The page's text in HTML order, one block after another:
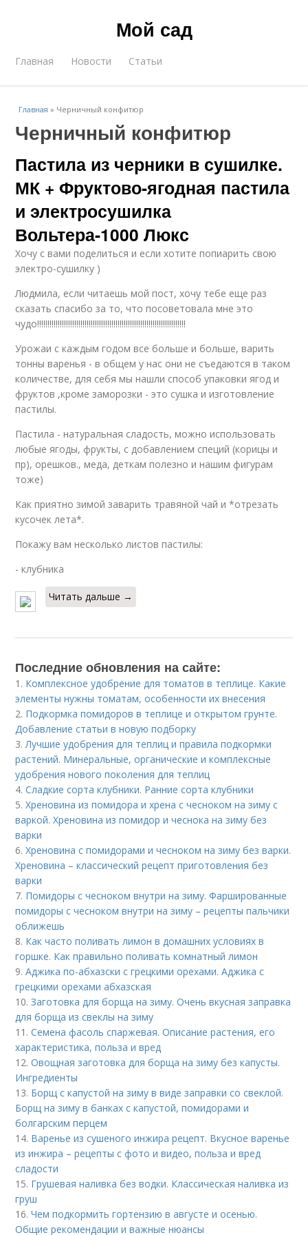
Мой сад
Главная Новости Статьи
Главная » Черничный конфитюр
Черничный конфитюр
Пастила из черники в сушилке.
МК + Фруктово-ягодная пастила
и электросушилка
Вольтера-1000 Люкс
Хочу с вами поделиться и если хотите попиарить свою
электро-сушилку )
Людмила, если читаешь мой пост, хочу тебе еще раз
сказать спасибо за то, что посоветовала мне это
чудо!!!!!!!!!!!!!!!!!!!!!!!!!!!!!!!!!!!!!!!!!!!!!!!!!!!!!!!!!!!!!!!!!!!!!!!!
Урожаи с каждым годом все больше и больше, варить
тонны варенья - в общем у нас они не съедаются в таком
количестве, для себя мы нашли способ упаковки ягод и
фруктов ,кроме заморозки - это сушка и изготовление
пастилы.
Пастила - натуральная сладость, можно использовать
любые ягоды, фрукты, с добавлением специй (корицы и
пр), орешков., меда, деткам полезно и нашим фигурам
тоже)
Как приятно зимой заварить травяной чай и *отрезать
кусочек лета*.
Покажу вам несколько листов пастилы:
- клубника
Читать дальше →
Последние обновления на сайте:
1. Комплексное удобрение для томатов в теплице. Какие
элементы нужны томатам, особенности их внесения
2. Подкормка помидоров в теплице и открытом грунте.
Добавление статьи в новую подборку
3.Лучшие удобрения для теплиц и правила подкормки
растений. Минеральные, органические и комплексные
удобрения нового поколения для теплиц
4.Сладкие сорта клубники. Ранние сорта клубники
5.Хреновина из помидора и хрена с чесноком на зиму с
варкой. Хреновина из помидор и чеснока на зиму без
варки
6.Хреновина с помидорами и чесноком на зиму без варки.
Хреновина – классический рецепт приготовления без
варки
7. Помидоры с чесноком внутри на зиму. Фаршированные
помидоры с чесноком внутри на зиму – рецепты пальчики
оближешь
8. Как часто поливать лимон в домашних условиях в
горшке. Как правильно поливать комнатный лимон
9.Аджика по-абхазски с грецкими орехами. Аджика с
грецкими орехами абхазская
10.Заготовка для борща на зиму. Очень вкусная заправка
для борща из свеклы на зиму
11.Семена фасоль спаржевая. Описание растения, его
характеристика, польза и вред
12.Овощная заготовка для борща на зиму без капусты.
Ингредиенты
13. Борщ с капустой на зиму в виде заправки со свеклой.
Борщ на зиму в банках с капустой, помидорами и
болгарским перцем
14. Варенье из сушеного инжира рецепт. Вкусное варенье
из инжира – рецепты с фото и видео, польза и вред
сладости
15. Грушевая наливка без водки. Классическая наливка из
груш
16.Чем подкормить гортензию в августе и осенью.
Общие рекомендации и важные нюансы